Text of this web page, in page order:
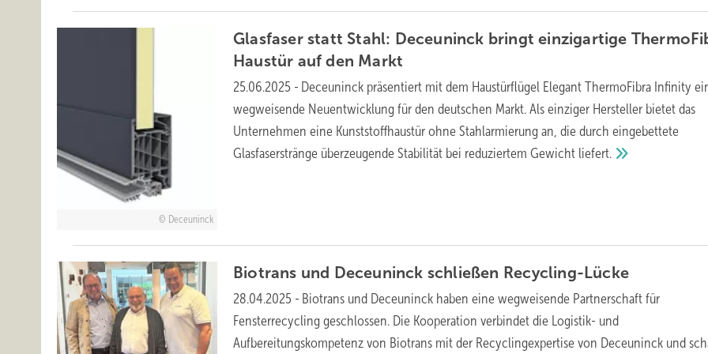
Deceuninck
Glasfaser statt Stahl: Deceuninck bringt einzigartige
Haustür auf den Markt
25.06.2025 - Deceuninck präsentiert mit dem Haustürflügel Elegant ThermoFibra Infinity
wegweisende Neuentwicklung für den deutschen Markt. Als einziger Hersteller bietet das
Unternehmen eine Kunststoffhaustür ohne Stahlarmierung an, die durch eingebettete
Glasfaserstränge überzeugende Stabilität bei reduziertem Gewicht liefert.
Biotrans und Deceuninck schließen Recycling-Lücke
28.04.2025 - Biotrans und Deceuninck haben eine wegweisende Partnerschaft für
Fensterrecycling geschlossen. Die Kooperation verbindet die Logistik- und
Aufbereitungskompetenz von Biotrans mit der Recyclingexpertise von Deceuninck und